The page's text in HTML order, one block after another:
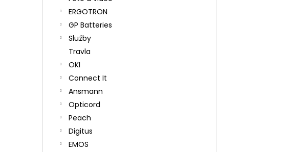
ERGOTRON
GP Batteries
Služby
Travla
OKI
Connect It
Ansmann
Opticord
Peach
Digitus
EMOS